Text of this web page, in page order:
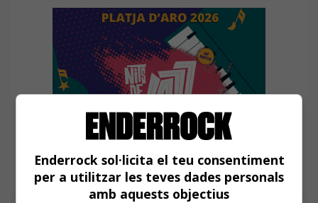
Enderrock sol·licita el teu consentiment
per a utilitzar les teves dades personals
amb aquests objectius